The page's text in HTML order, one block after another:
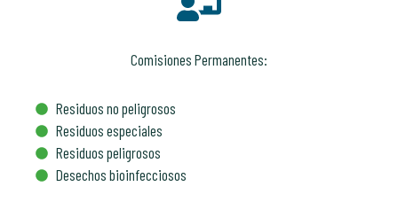
Comisiones Permanentes:
Residuos no peligrosos
Residuos especiales
Residuos peligrosos
Desechos bioinfecciosos